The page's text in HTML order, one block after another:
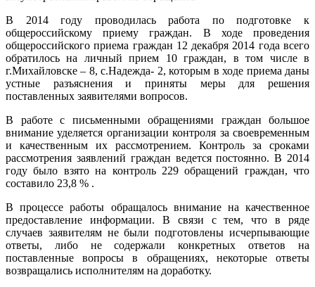
В 2014 году проводилась работа по подготовке к
общероссийскому приему граждан. В ходе проведения
общероссийского приема граждан 12 декабря 2014 года всего
обратилось на личный прием 10 граждан, в том числе в
г.Михайловске – 8, с.Надежда- 2, которым в ходе приема даны
устные разъяснения и приняты меры для решения
поставленных заявителями вопросов.
В работе с письменными обращениями граждан большое
внимание уделяется организации контроля за своевременным
и качественным их рассмотрением. Контроль за сроками
рассмотрения заявлений граждан ведется постоянно. В 2014
году было взято на контроль 229 обращений граждан, что
составило 23,8 % .
В процессе работы обращалось внимание на качественное
предоставление информации. В связи с тем, что в ряде
случаев заявителям не были подготовлены исчерпывающие
ответы, либо не содержали конкретных ответов на
поставленные вопросы в обращениях, некоторые ответы
возвращались исполнителям на доработку.